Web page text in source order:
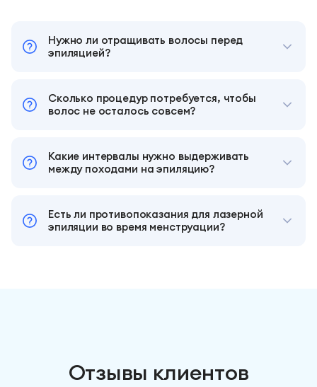
Нужно ли отращивать волосы перед
эпиляцией?
Сколько процедур потребуется, чтобы
волос не осталось совсем?
Какие интервалы нужно выдерживать
между походами на эпиляцию?
Есть ли противопоказания для лазерной
эпиляции во время менструации?
Отзывы клиентов